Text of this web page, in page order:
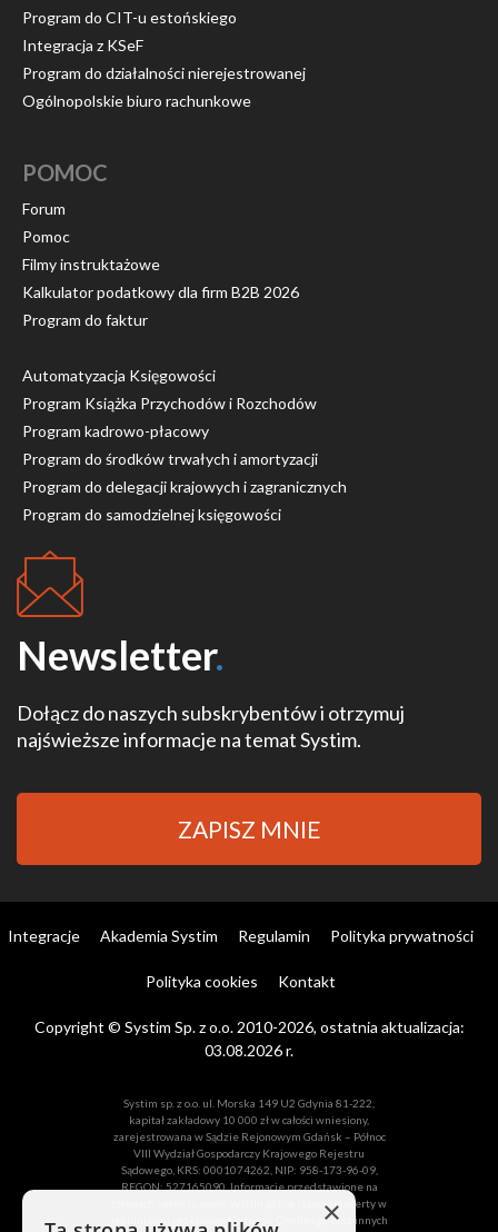
Program do CIT-u estońskiego
Integracja z KSeF
Program do działalności nierejestrowanej
Ogólnopolskie biuro rachunkowe
POMOC
Forum
Pomoc
Filmy instruktażowe
Kalkulator podatkowy dla firm B2B 2026
Program do faktur
Automatyzacja Księgowości
Program Książka Przychodów i Rozchodów
Program kadrowo-płacowy
Program do środków trwałych i amortyzacji
Program do delegacji krajowych i zagranicznych
Program do samodzielnej księgowości
Newsletter.
Dołącz do naszych subskrybentów i otrzymuj
najświeższe informacje na temat Systim.
ZAPISZ MNIE
Integracje Akademia Systim Regulamin Polityka prywatności
Polityka cookies Kontakt
Copyright © Systim Sp. z o.o. 2010-2026, ostatnia aktualizacja:
03.08.2026 r.
Systim sp. z o.o. ul. Morska 149 U2 Gdynia 81-222,
kapitał zakładowy 10 000 zł w całości wniesiony,
zarejestrowana w Sądzie Rejonowym Gdańsk – Północ
VIII Wydział Gospodarczy Krajowego Rejestru
Sądowego, KRS: 0001074262, NIP: 958-173-96-09,
REGON: 527165090. Informacje przedstawione na
stronach serwisu www.systim.pl nie stanowią oferty w
rozumieniu przepisów Kodeksu Cywilnego oraz innych
×